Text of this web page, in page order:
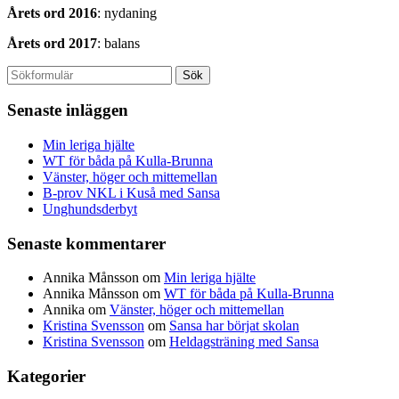
Årets ord 2016: nydaning
Årets ord 2017: balans
Senaste inläggen
Min leriga hjälte
WT för båda på Kulla-Brunna
Vänster, höger och mittemellan
B-prov NKL i Kuså med Sansa
Unghundsderbyt
Senaste kommentarer
Annika Månsson om Min leriga hjälte
Annika Månsson om WT för båda på Kulla-Brunna
Annika om Vänster, höger och mittemellan
Kristina Svensson om Sansa har börjat skolan
Kristina Svensson om Heldagsträning med Sansa
Kategorier